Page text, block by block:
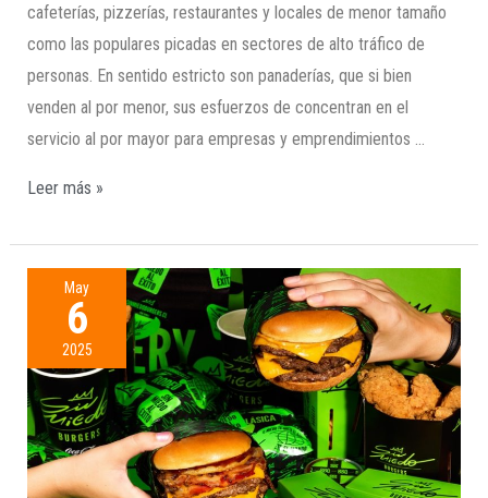
cafeterías, pizzerías, restaurantes y locales de menor tamaño
como las populares picadas en sectores de alto tráfico de
personas. En sentido estricto son panaderías, que si bien
venden al por menor, sus esfuerzos de concentran en el
servicio al por mayor para empresas y emprendimientos …
Leer más »
May
6
2025